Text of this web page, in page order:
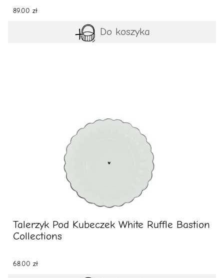
89.00 zł
Do koszyka
Talerzyk Pod Kubeczek White Ruffle Bastion
Collections
68.00 zł